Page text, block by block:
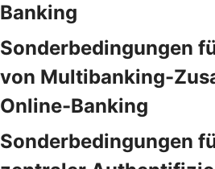
Banking
Sonderbedingungen
von Multibanking-
Online-Banking
Sonderbedingungen